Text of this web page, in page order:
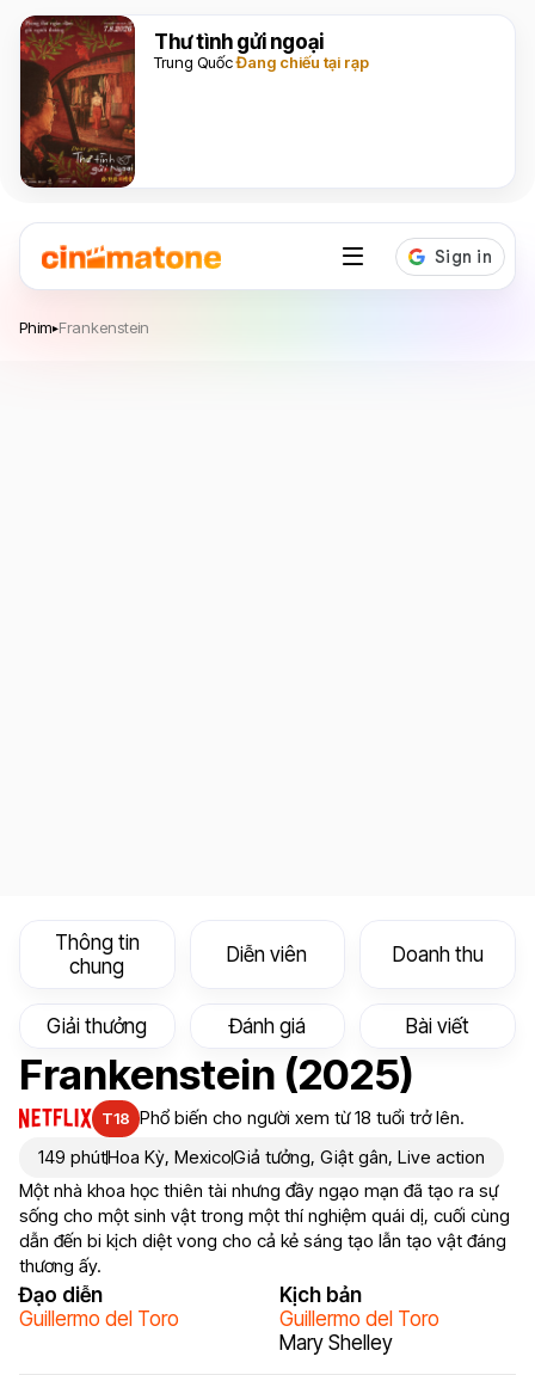
Thư tình gửi ngoại
Trung QuốcĐang chiếu tại rạp
Phim▸Frankenstein
Thông tin
chung
Diễn viên Doanh thu
Giải thưởng Đánh giá Bài viết
Frankenstein (2025)
T18 Phổ biến cho người xem từ 18 tuổi trở lên.
149 phútHoa Kỳ, MexicoGiả tưởng, Giật gân, Live action
Một nhà khoa học thiên tài nhưng đầy ngạo mạn đã tạo ra sự
sống cho một sinh vật trong một thí nghiệm quái dị, cuối cùng
dẫn đến bi kịch diệt vong cho cả kẻ sáng tạo lẫn tạo vật đáng
thương ấy.
Đạo diễn
Guillermo del Toro
Kịch bản
Guillermo del Toro
Mary Shelley